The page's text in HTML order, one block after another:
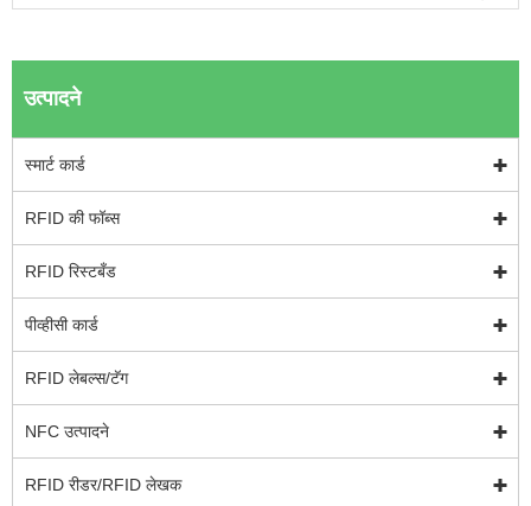
उत्पादने
स्मार्ट कार्ड
RFID की फॉब्स
RFID रिस्टबँड
पीव्हीसी कार्ड
RFID लेबल्स/टॅग
NFC उत्पादने
RFID रीडर/RFID लेखक